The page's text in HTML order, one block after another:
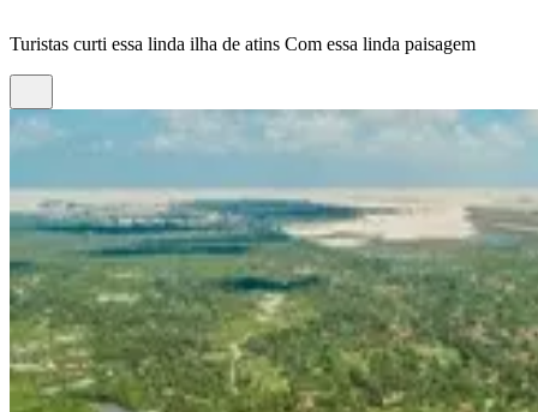
Turistas curti essa linda ilha de atins Com essa linda paisagem